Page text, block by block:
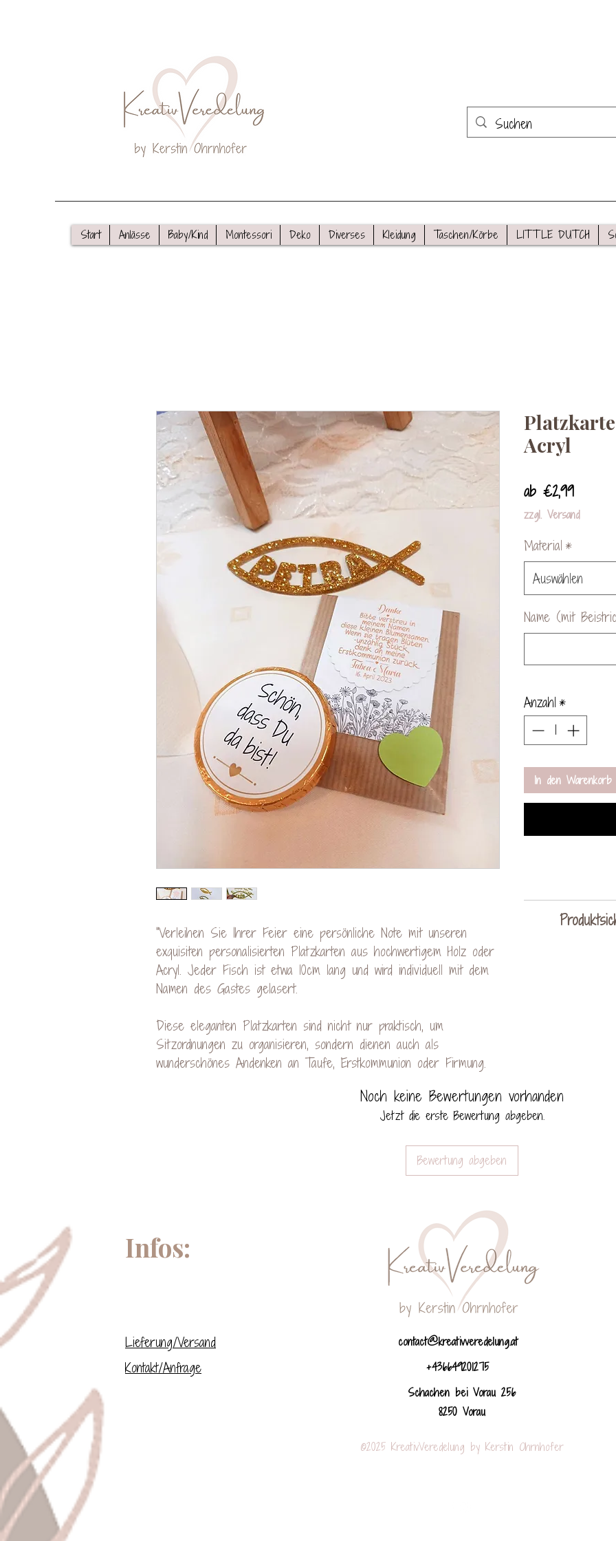
Start Anlässe Baby/Kind Montessori Deko Diverses Kleidung Taschen/Körbe LITTLE DUTCH
"Verleihen Sie Ihrer Feier eine persönliche Note mit unseren
exquisiten personalisierten Platzkarten aus hochwertigem Holz oder
Acryl. Jeder Fisch ist etwa 10cm lang und wird individuell mit dem
Namen des Gastes gelasert.
Diese eleganten Platzkarten sind nicht nur praktisch, um
Sitzordnungen zu organisieren, sondern dienen auch als
wunderschönes Andenken an Taufe, Erstkommunion oder Firmung.
Acryl
ab €2,99Sale-
Preis
zzgl. Versand
Material *
Auswählen
Name (mit
Anzahl *
In den Warenkorb
Da es sich
handelt,
Noch keine Bewertungen vorhanden
Jetzt die erste Bewertung abgeben.
Bewertung abgeben
Infos:
Lieferung/Versand
Kontakt/Anfrage
contact@kreativveredelung.at
+436649201275
Schachen bei Vorau 256
8250 Vorau
©2025 KreativVeredelung by Kerstin Ohrnhofer